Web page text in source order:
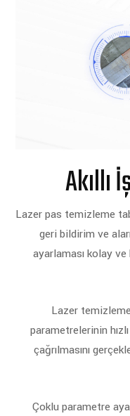
Akıllı
Lazer pas temizleme
geri bildirim ve
ayarlaması kolay ve
Lazer
parametrelerinin
çağrılmasını
Çoklu parametre